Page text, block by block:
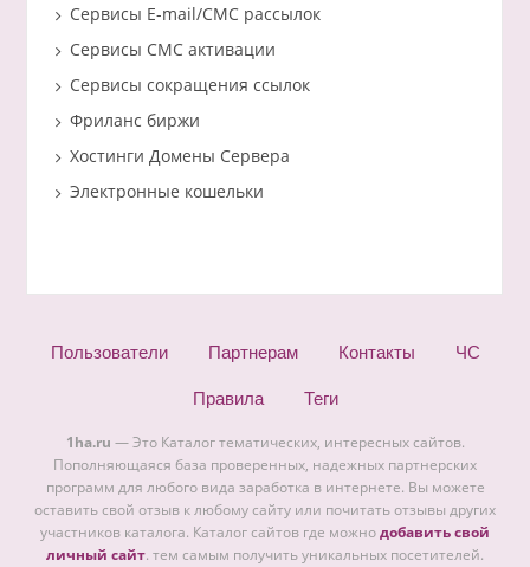
Сервисы E-mail/СМС рассылок
Сервисы СМС активации
Сервисы сокращения ссылок
Фриланс биржи
Хостинги Домены Сервера
Электронные кошельки
Пользователи Партнерам Контакты ЧС
Правила Теги
1ha.ru — Это Каталог тематических, интересных сайтов.
Пополняющаяся база проверенных, надежных партнерских
программ для любого вида заработка в интернете. Вы можете
оставить свой отзыв к любому сайту или почитать отзывы других
участников каталога. Каталог сайтов где можнодобавить свой
личный сайт. тем самым получить уникальных посетителей.